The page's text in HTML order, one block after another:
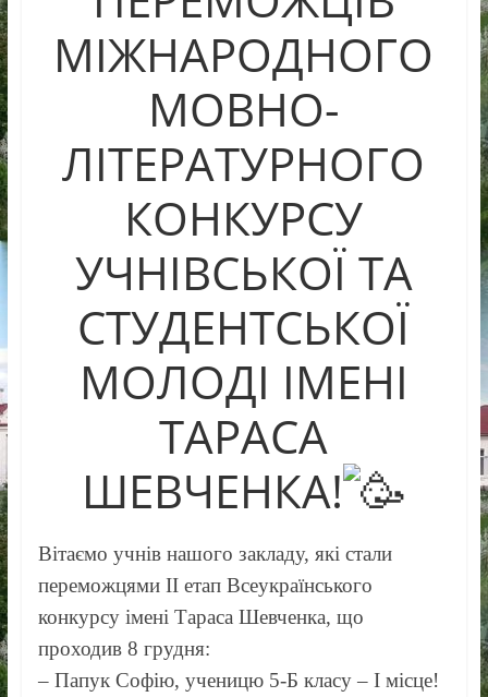
МІЖНАРОДНОГО
МОВНО-
ЛІТЕРАТУРНОГО
КОНКУРСУ
УЧНІВСЬКОЇ ТА
СТУДЕНТСЬКОЇ
МОЛОДІ ІМЕНІ
ТАРАСА
ШЕВЧЕНКА!
Вітаємо учнів нашого закладу, які стали
переможцями ІІ етап Всеукраїнського
конкурсу імені Тараса Шевченка, що
проходив 8 грудня:
– Папук Софію, ученицю 5-Б класу – І місце!